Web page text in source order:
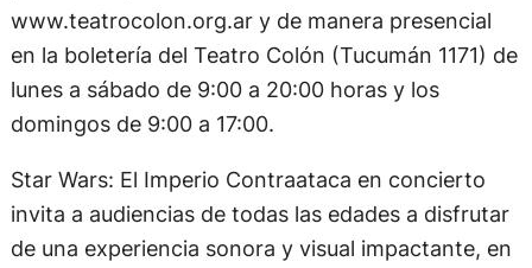
www.teatrocolon.org.ar y de manera presencial
en la boletería del Teatro Colón (Tucumán 1171) de
lunes a sábado de 9:00 a 20:00 horas y los
domingos de 9:00 a 17:00.
Star Wars: El Imperio Contraataca en concierto
invita a audiencias de todas las edades a disfrutar
de una experiencia sonora y visual impactante, en